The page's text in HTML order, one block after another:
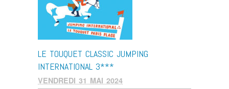
LE TOUQUET CLASSIC JUMPING
INTERNATIONAL 3***
VENDREDI 31 MAI 2024